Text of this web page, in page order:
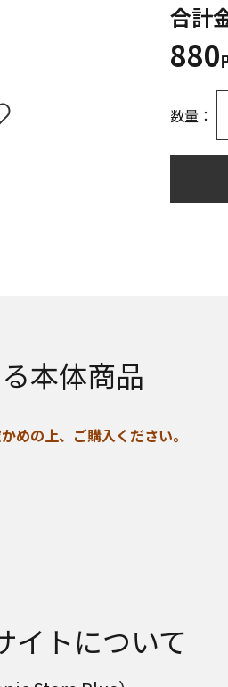
合計
880
数量：
本体商品
めの上、ご購入ください。
イトについて